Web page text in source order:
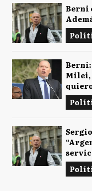
Berni
Milei,